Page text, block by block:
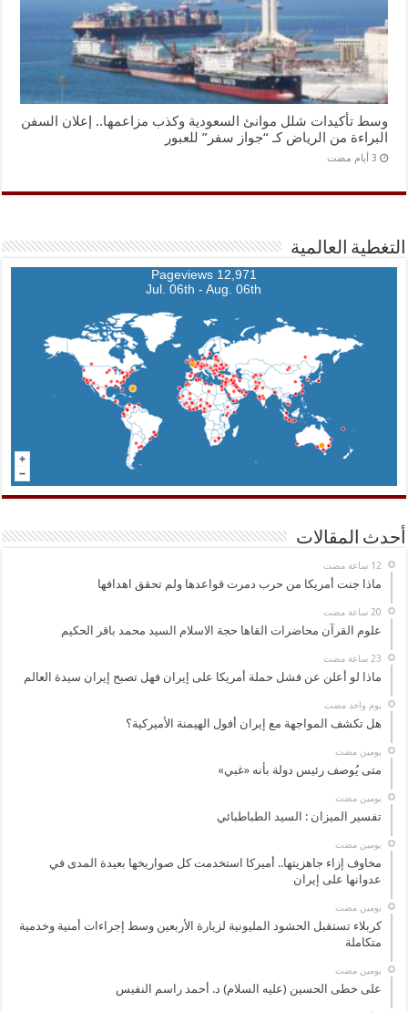
وسط تأكيدات شلل موانئ السعودية وكذب مزاعمها.. إعلان السفن
البراءة من الرياض كـ “جواز سفر” للعبور
التغطية العالمية
12,971 Pageviews
Jul. 06th - Aug. 06th
أحدث المقالات
ماذا جنت أمريكا من حرب دمرت قواعدها ولم تحقق اهدافها
علوم القرآن محاضرات القاها حجة الاسلام السيد محمد باقر الحكيم
ماذا لو أعلن عن فشل حملة أمريكا على إيران فهل تصبح إيران سيدة العالم
‏يوم واحد مضت
هل تكشف المواجهة مع إيران أفول الهيمنة الأميركية؟
‏يومين مضت
متى يُوصف رئيس دولة بأنه «غبي»
‏يومين مضت
تفسير الميزان : السيد الطباطبائي
‏يومين مضت
مخاوف إزاء جاهزيتها.. أميركا استخدمت كل صواريخها بعيدة المدى في
عدوانها على إيران
‏يومين مضت
كربلاء تستقبل الحشود المليونية لزيارة الأربعين وسط إجراءات أمنية وخدمية
متكاملة
‏يومين مضت
على خطى الحسين (عليه السلام) د. أحمد راسم النفيس